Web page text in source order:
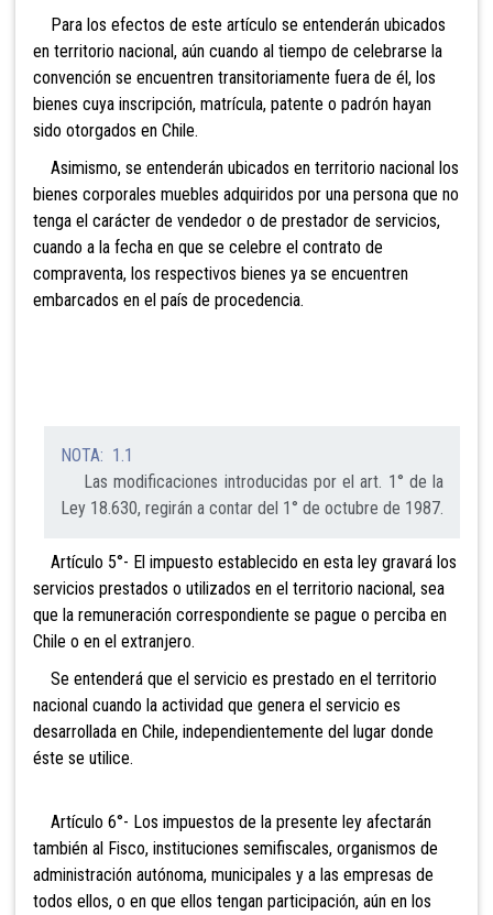
Para los efectos de este artículo se entenderán ubicados
en territorio nacional, aún cuando al tiempo de celebrarse la
convención se encuentren transitoriamente fuera de él, los
bienes cuya inscripción, matrícula, patente o padrón hayan
sido otorgados en Chile.
Asimismo, se entenderán ubicados en territorio nacional los
bienes corporales muebles adquiridos por una persona que no
tenga el carácter de vendedor o de prestador de servicios,
cuando a la fecha en que se celebre el contrato de
compraventa, los respectivos bienes ya se encuentren
embarcados en el país de procedencia.
NOTA: 1.1
Las modificaciones introducidas por el art. 1° de la
Ley 18.630, regirán a contar del 1° de octubre de 1987.
Artículo 5°- El impuesto establecido en esta ley gravará los
servicios prestados o utilizados en el territorio nacional, sea
que la remuneración correspondiente se pague o perciba en
Chile o en el extranjero.
Se entenderá que el servicio es prestado en el territorio
nacional cuando la actividad que genera el servicio es
desarrollada en Chile, independientemente del lugar donde
éste se utilice.
Artículo 6°- Los impuestos de la presente ley afectarán
también al Fisco, instituciones semifiscales, organismos de
administración autónoma, municipales y a las empresas de
todos ellos, o en que ellos tengan participación, aún en los